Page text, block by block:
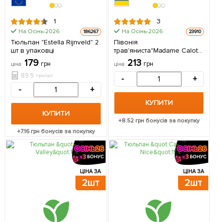
1
На Осінь-2026 186267
Тюльпан "Estella Rijnveld" 2
шт в упаковці
ціна 179 грн
89.5 грн/шт
- +
КУПИТИ
+7.16грн бонусів за покупку
3
На Осінь-2026 23910
Півонія
трав'яниста"Madame Calot"
1шт в упаковці
(Кореневище)
ціна 213 грн
- +
КУПИТИ
+8.52 грн бонусів за покупку
ЦІНА ЗА
2шт
ЦІНА ЗА
2шт